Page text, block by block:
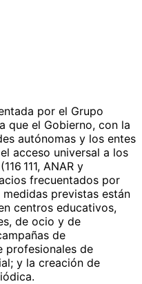
por el Grupo
que el Gobierno, con la
autónomas y los entes
acceso universal a los
111, ANAR y
frecuentados por
previstas están
centros educativos,
de ocio y de
de
profesionales de
y la creación de